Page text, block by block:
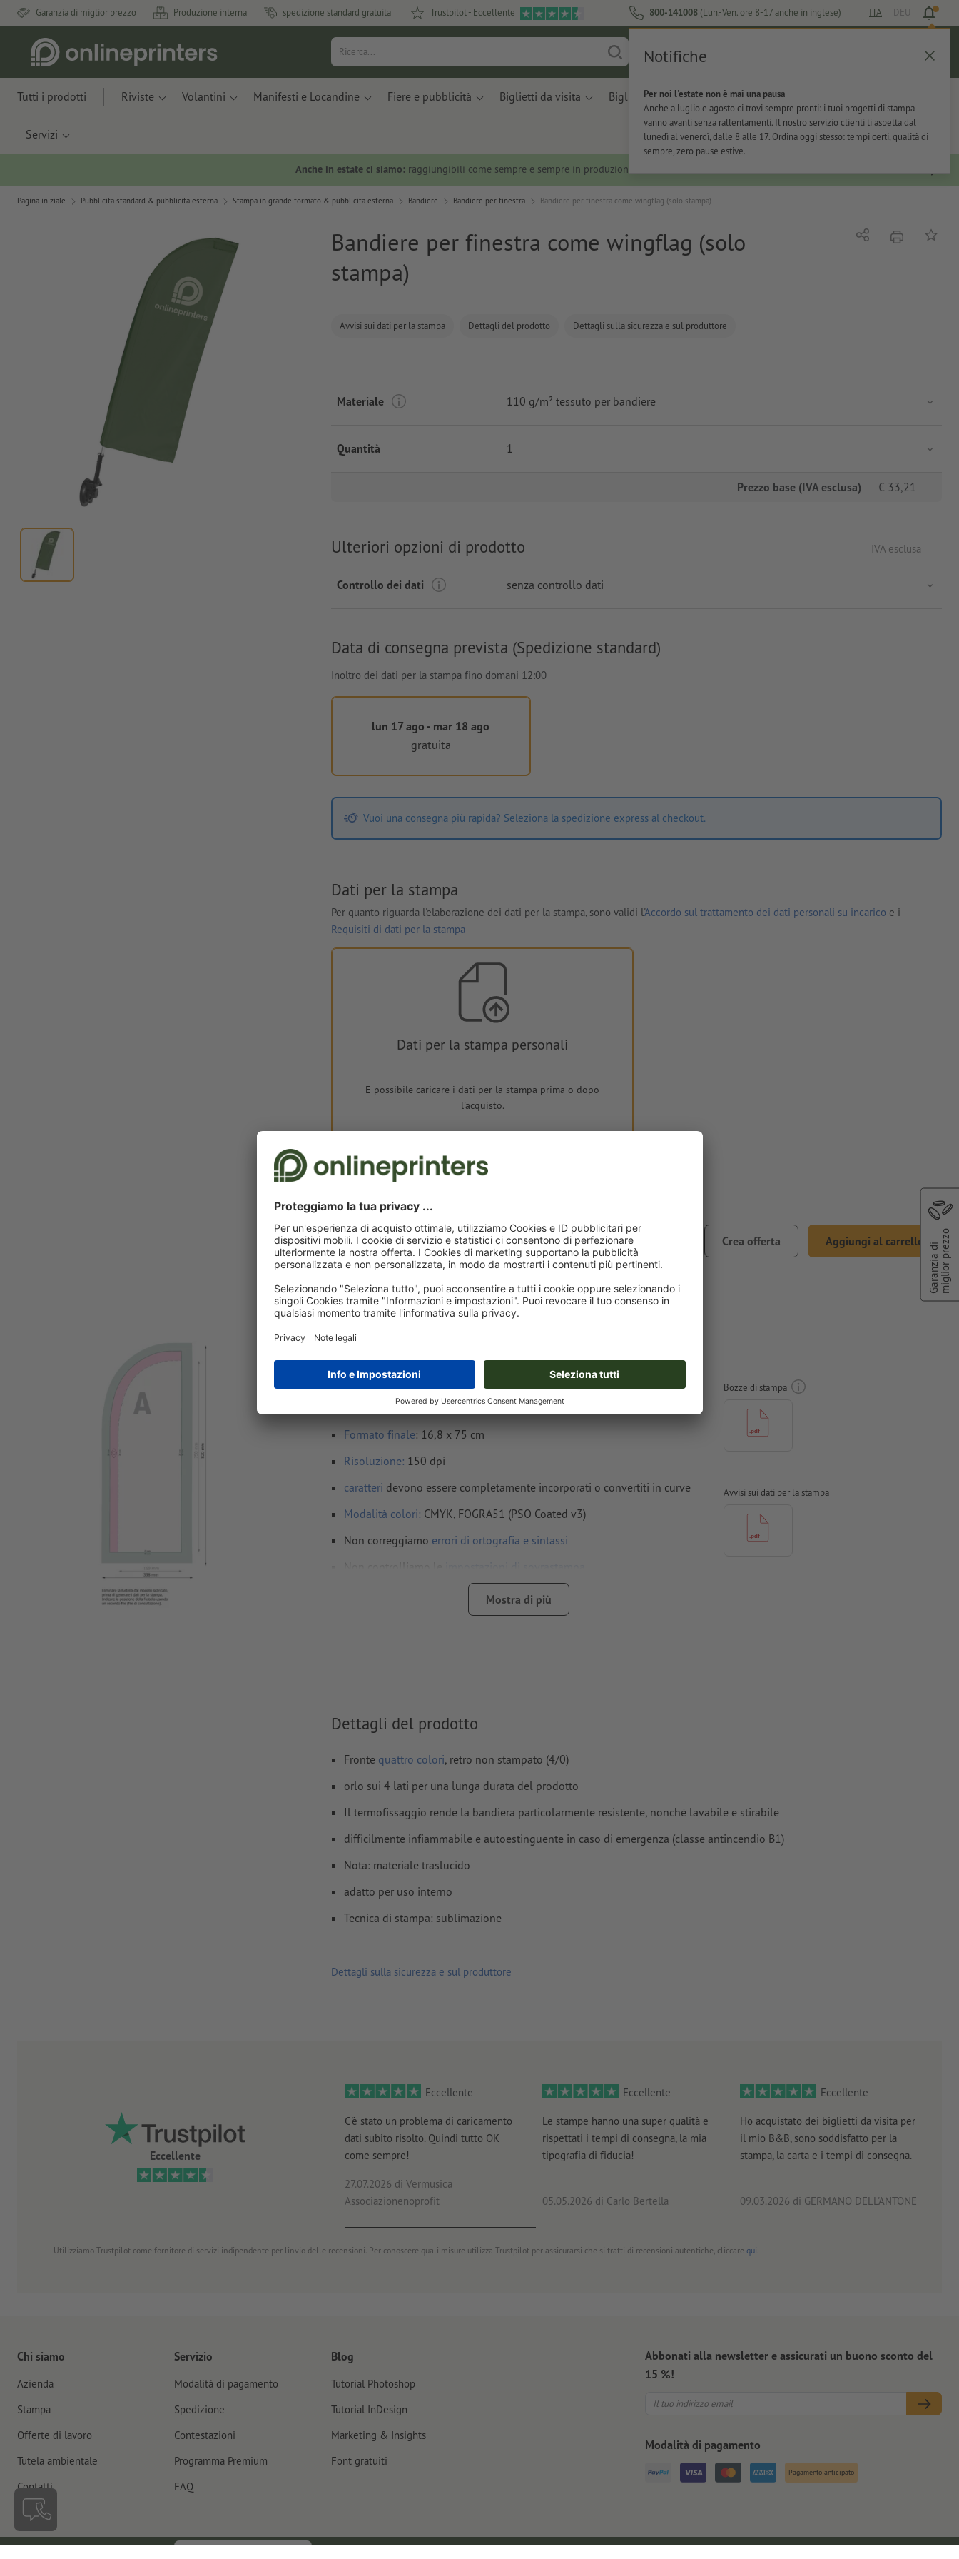
Garanzia di miglior prezzo Produzione interna spedizione standard gratuita Trustpilot - Eccellente 800-141008 (Lun.-Ven. ore 8-17 anche in inglese) ITA | DEU
Notifiche
Per noi l'estate non è mai una pausa
Anche a luglio e agosto ci trovi sempre pronti: i tuoi progetti di stampa
vanno avanti senza rallentamenti. Il nostro servizio clienti ti aspetta dal
lunedì al venerdì, dalle 8 alle 17. Ordina oggi stesso: tempi certi, qualità di
sempre, zero pause estive.
Carrello
Tutti i prodotti Riviste Volantini Manifesti e Locandine Fiere e pubblicità Biglietti da visita Biglietti Per l'ufficio Adesivi
Servizi
Anche in estate ci siamo: raggiungibili come sempre e sempre in produzione.
Pagina iniziale Pubblicità standard & pubblicità esterna Stampa in grande formato & pubblicità esterna Bandiere Bandiere per finestra Bandiere per finestra come wingflag (solo stampa)
Bandiere per finestra come wingflag (solo
stampa)
Avvisi sui dati per la stampa Dettagli del prodotto Dettagli sulla sicurezza e sul produttore
Condividistamparealla
Materiale 110 g/m² tessuto per bandiere
Quantità 1
Prezzo base (IVA esclusa) € 33,21
Ulteriori opzioni di prodotto IVA esclusa
Controllo dei dati senza controllo dati
Data di consegna prevista (Spedizione standard)
Inoltro dei dati per la stampa fino domani 12:00
lun 17 ago - mar 18 ago
gratuita
Vuoi una consegna più rapida? Seleziona la spedizione express al checkout.
Dati per la stampa
Per quanto riguarda l'elaborazione dei dati per la stampa, sono validi l'Accordo sul trattamento dei dati personali su incarico e i
Requisiti di dati per la stampa
Dati per la stampa personali
È possibile caricare i dati per la stampa prima o dopo
l'acquisto.
IVA esclusa
€ 33,21
incl. 22% IVA
€ 40,52 Crea offerta Aggiungi al carrello
Consegna all' incirca:
lun 17 ago - mar 18 ago
Peso: ca. 33 g
come wingflag (solo stampa)
Formato dei dati: 33,8 x 82 cm
Formato finale: 16,8 x 75 cm
Risoluzione: 150 dpi
caratteri devono essere completamente incorporati o convertiti in curve
Modalità colori: CMYK, FOGRA51 (PSO Coated v3)
Non correggiamo errori di ortografia e sintassi
Non controlliamo le
vengono cancellati e non stampati
modulovengono stampati
Mostra di più
Bozze di stampa
Avvisi sui dati per la stampa
Dettagli del prodotto
Fronte quattro colori, retro non stampato (4/0)
orlo sui 4 lati per una lunga durata del prodotto
Il termofissaggio rende la bandiera particolarmente resistente, nonché lavabile e stirabile
difficilmente infiammabile e autoestinguente in caso di emergenza (classe antincendio B1)
Nota: materiale traslucido
adatto per uso interno
Tecnica di stampa: sublimazione
Dettagli sulla sicurezza e sul produttore
Eccellente
Eccellente
C'è stato un problema di caricamento
dati subito risolto. Quindi tutto OK
come sempre!
27.07.2026 di Vermusica
Associazionenoprofit
Eccellente
Le stampe hanno una super qualità e
rispettati i tempi di consegna, la mia
tipografia di fiducia!
05.05.2026 di Carlo Bertella
Eccellente
Ho acquistato dei biglietti da visita per
il mio B&B, sono soddisfatto per la
stampa, la carta e i tempi di consegna.
09.03.2026 di GERMANO DELL'ANTONE
Utilizziamo Trustpilot come fornitore di servizi indipendente per linvio delle recensioni. Per conoscere quali misure utilizza Trustpilot per assicurarsi che si tratti di recensioni autentiche, cliccare qui
Garanzia dimiglior prezzo
Chi siamo
Azienda
Stampa
Offerte di lavoro
Tutela ambientale
Contatti
Servizio
Modalità di pagamento
Spedizione
Contestazioni
Programma Premium
FAQ
Blog
Tutorial Photoshop
Tutorial InDesign
Marketing & Insights
Font gratuiti
Abbonati alla newsletter e assicurati un buono sconto del
15 %!
Modalità di pagamento
Pagamento anticipato